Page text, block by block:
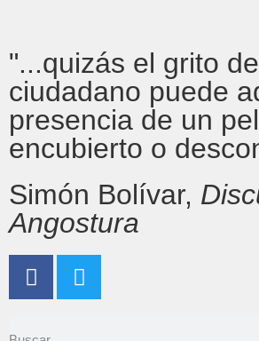
"...quizás el grito
ciudadano puede
presencia de un
encubierto o
Simón Bolívar,
Angostura